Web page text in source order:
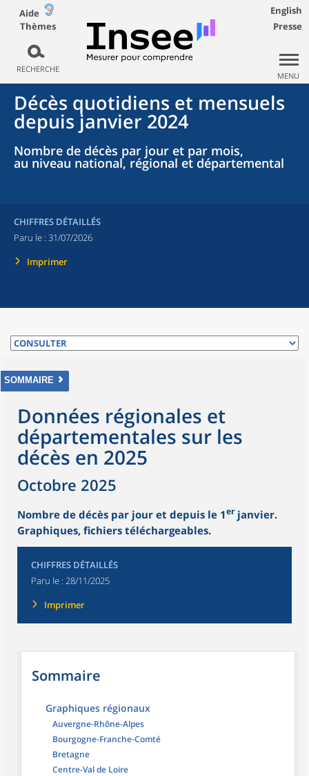
Aide
Thèmes
RECHERCHE
English
Presse
MENU
Décès quotidiens et mensuels
depuis janvier 2024
Nombre de décès par jour et par mois,
au niveau national, régional et départemental
CHIFFRES DÉTAILLÉS
Paru le : 31/07/2026
Imprimer
SOMMAIRE
Données régionales et
départementales sur les
décès en 2025
Octobre 2025
Nombre de décès par jour et depuis le 1erjanvier.
Graphiques, fichiers téléchargeables.
CHIFFRES DÉTAILLÉS
Paru le : 28/11/2025
Imprimer
Sommaire
Graphiques régionaux
Auvergne-Rhône-Alpes
Bourgogne-Franche-Comté
Bretagne
Centre-Val de Loire